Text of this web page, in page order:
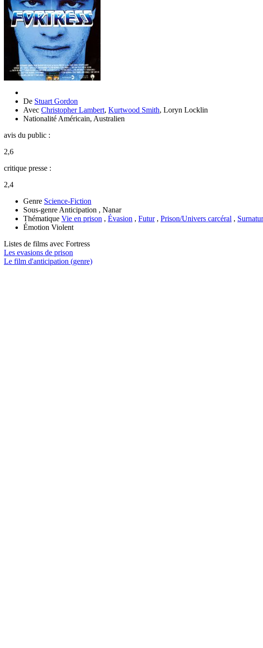
De Stuart Gordon
Avec Christopher Lambert, Kurtwood Smith, Loryn Locklin
Nationalité Américain, Australien
avis du public :
2,6
critique presse :
2,4
Genre Science-Fiction
Sous-genre Anticipation , Nanar
Thématique Vie en prison , Évasion , Futur, Prison/Univers carcéral ,
Émotion Violent
Listes de films avec Fortress
Les evasions de prison
Le film d'anticipation (genre)